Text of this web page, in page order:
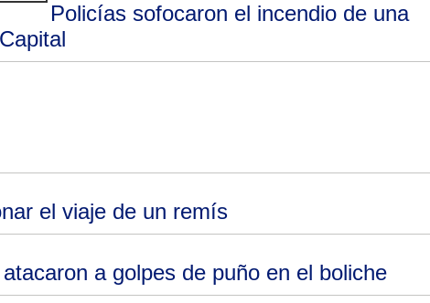
Policías sofocaron el incendio de una
el viaje de un remís
a golpes de puño en el boliche